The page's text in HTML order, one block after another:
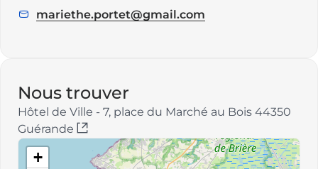
mariethe.portet@gmail.com
Nous trouver
Hôtel de Ville - 7, place du Marché au Bois 44350
Guérande
+